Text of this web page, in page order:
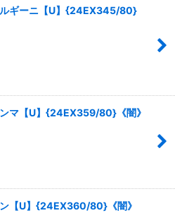
ギーニ【U】{24EX345/80}
マ【U】{24EX359/80}《闇》
【U】{24EX360/80}《闇》